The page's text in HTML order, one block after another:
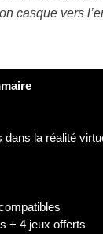
casque vers
la réalité
+ 4 jeux offerts